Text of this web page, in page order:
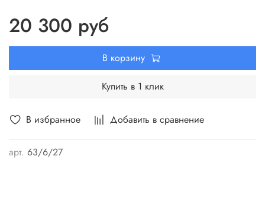
В избранное Добавить в сравнение
арт. 63/6/27
20 300 руб
В корзину
Купить в 1 клик